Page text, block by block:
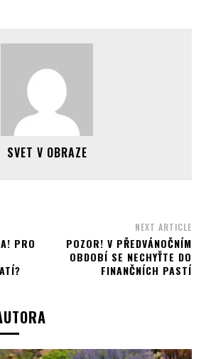
SVET V OBRAZE
PRO
NEXT ARTICLE
POZOR! V PŘEDVÁNOČNÍM
OBDOBÍ SE NECHYŤTE DO
FINANČNÍCH PASTÍ